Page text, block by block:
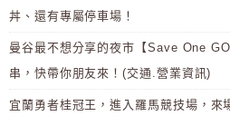
丼、還有專屬停車場！
曼谷最不想分享的夜市【Save One
串，快帶你朋友來！(交通.營業資訊)
宜蘭勇者桂冠王，進入羅馬競技場，來